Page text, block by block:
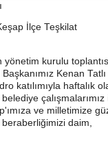
İlçe Teşkilat
yönetim kurulu
Kenan
katılımıyla haftalık
çalışmalarımız
ve milletimize
daim,